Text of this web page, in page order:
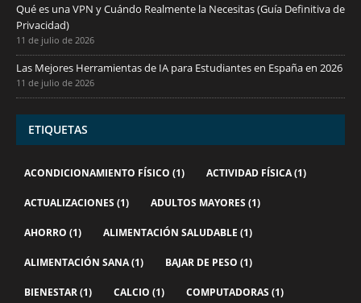
Qué es una VPN y Cuándo Realmente la Necesitas (Guía Definitiva de
Privacidad)
11 de julio de 2026
Las Mejores Herramientas de IA para Estudiantes en España en 2026
11 de julio de 2026
ETIQUETAS
ACONDICIONAMIENTO FÍSICO (1) ACTIVIDAD FÍSICA(1)
ACTUALIZACIONES (1) ADULTOS MAYORES (1)
AHORRO (1) ALIMENTACIÓN SALUDABLE (1)
ALIMENTACIÓN SANA(1) BAJAR DE PESO (1)
BIENESTAR(1) CALCIO (1) COMPUTADORAS (1)